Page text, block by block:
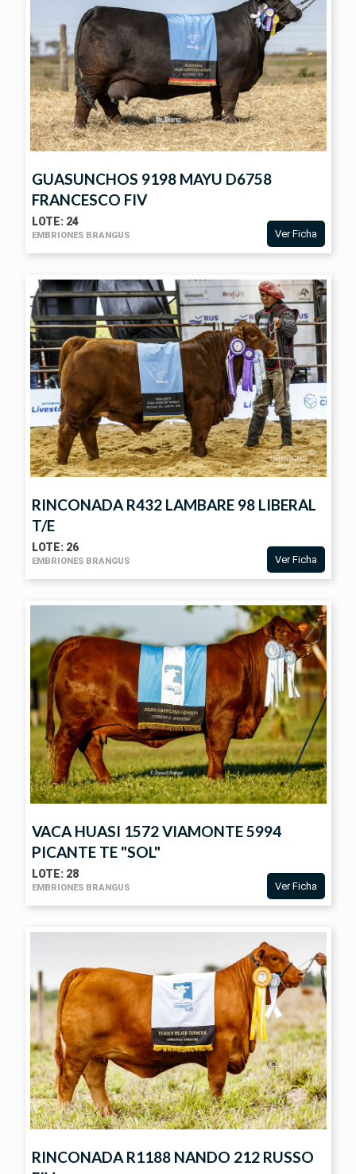
FICHA
GUASUNCHOS 9198 MAYU D6758
FRANCESCO FIV
LOTE: 24
EMBRIONES BRANGUS Ver Ficha
FICHA
RINCONADA R432 LAMBARE 98 LIBERAL
T/E
LOTE: 26
EMBRIONES BRANGUS Ver Ficha
FICHA
VACA HUASI 1572 VIAMONTE 5994
PICANTE TE "SOL"
LOTE: 28
EMBRIONES BRANGUS Ver Ficha
RINCONADA R1188 NANDO 212 RUSSO